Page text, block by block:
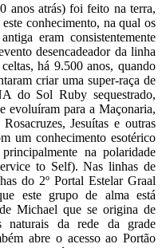
anos atrás) foi feito na terra,
conhecimento, na qual os
eram consistentemente
desencadeador da linha
há 9.500 anos, quando
criar uma super-raça de
do Sol Ruby sequestrado,
evoluíram para a Maçonaria,
Jesuítas e outras
um conhecimento esotérico
na polaridade
to Self). Nas linhas de
do 2º Portal Estelar Graal
este grupo de alma está
Michael que se origina de
naturais da rede da grade
abre o acesso ao Portão